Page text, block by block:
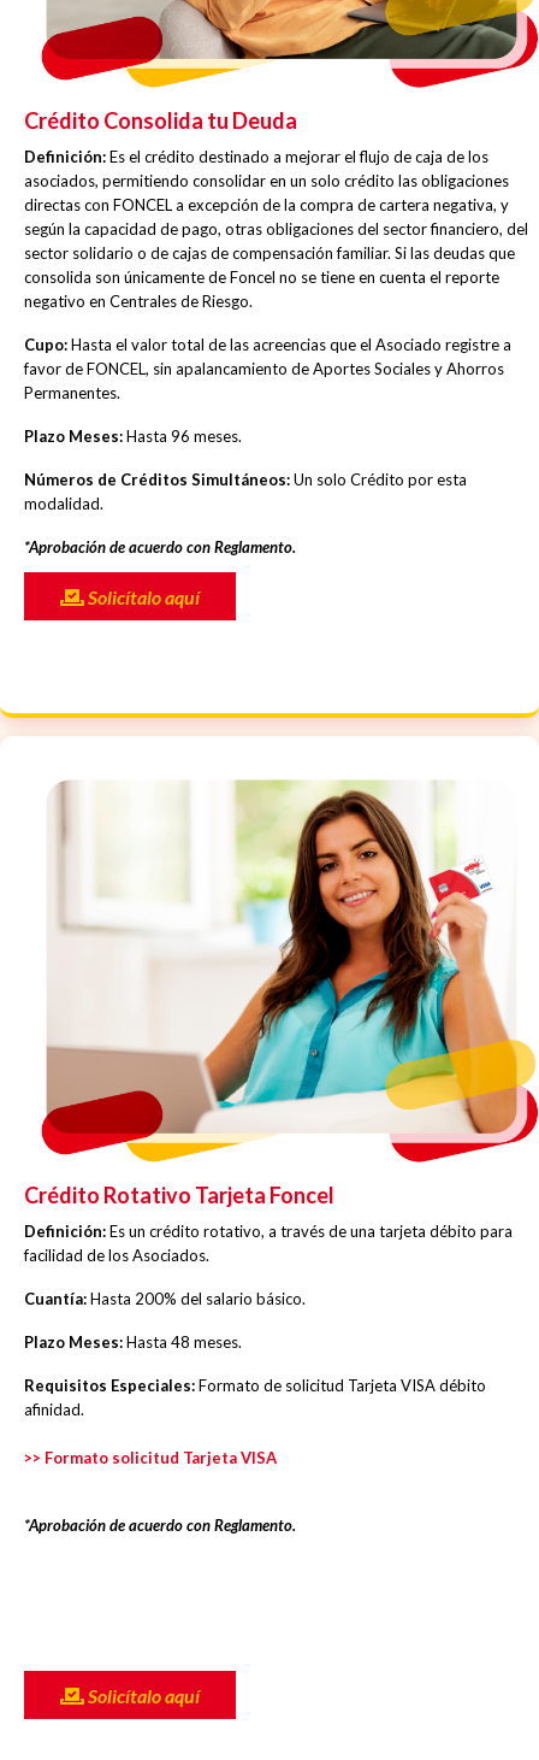
Crédito Consolida tu Deuda
Definición:Es el crédito destinado a mejorar el flujo de caja de los
asociados, permitiendo consolidar en un solo crédito las obligaciones
directas con FONCEL a excepción de la compra de cartera negativa, y
según la capacidad de pago, otras obligaciones del sector financiero, del
sector solidario o de cajas de compensación familiar. Si las deudas que
consolida son únicamente de Foncel no se tiene en cuenta el reporte
negativo en Centrales de Riesgo.
Cupo:Hasta el valor total de las acreencias que el Asociado registre a
favor de FONCEL, sin apalancamiento de Aportes Sociales y Ahorros
Permanentes.
Plazo Meses:Hasta 96 meses.
Números de Créditos Simultáneos:Un solo Crédito por esta
modalidad.
*Aprobación de acuerdo con Reglamento.
Solicítalo aquí
Crédito Rotativo Tarjeta Foncel
Definición:Es un crédito rotativo, a través de una tarjeta débito para
facilidad de los Asociados.
Cuantía:Hasta 200% del salario básico.
Plazo Meses:Hasta 48 meses.
Requisitos Especiales:Formato de solicitud Tarjeta VISA débito
afinidad.
>> Formato solicitud Tarjeta VISA
*Aprobación de acuerdo con Reglamento.
Solicítalo aquí